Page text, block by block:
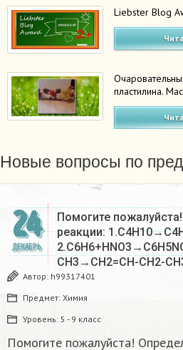
Liebster Blog
пластилина.
Новые вопросы по
24
ДЕКАБРЬ
Помогите
реакции:
CH3→CH2=CH-CH2-
Автор: h99317401
Предмет: Химия
Уровень: 5 - 9 класс
Помогите пожалуйста!